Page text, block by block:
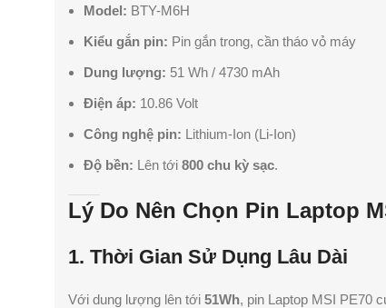
Model: BTY-M6H
Kiểu gắn pin: Pin gắn trong, cần tháo vỏ máy
Dung lượng: 51 Wh / 4730 mAh
Điện áp: 10.86 Volt
Công nghệ pin: Lithium-Ion (Li-Ion)
Độ bền: Lên tới 800 chu kỳ sạc.
Lý Do Nên Chọn Pin Laptop
1. Thời Gian Sử Dụng Lâu Dài
Với dung lượng lên tới 51Wh, pin Laptop MSI PE70